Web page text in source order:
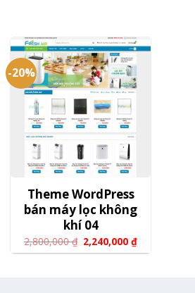
-20%
Theme WordPress
bán máy lọc không
khí 04
2,800,000₫ 2,240,000₫